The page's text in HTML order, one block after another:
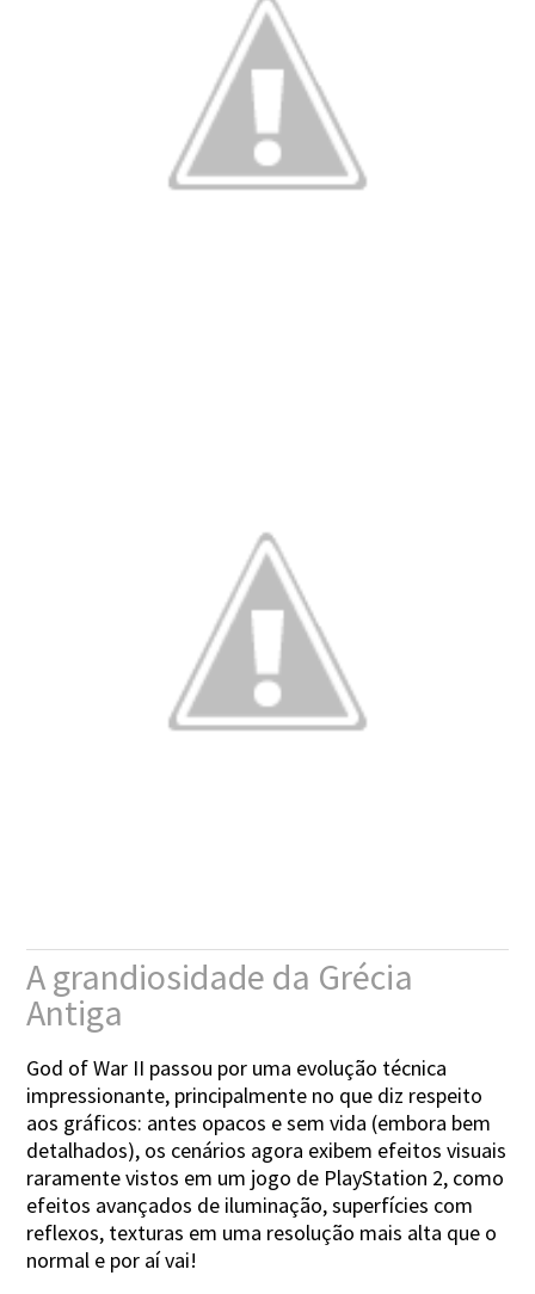
A grandiosidade da Grécia
Antiga
God of War II passou por uma evolução técnica
impressionante, principalmente no que diz respeito
aos gráficos: antes opacos e sem vida (embora bem
detalhados), os cenários agora exibem efeitos visuais
raramente vistos em um jogo de PlayStation 2, como
efeitos avançados de iluminação, superfícies com
reflexos, texturas em uma resolução mais alta que o
normal e por aí vai!